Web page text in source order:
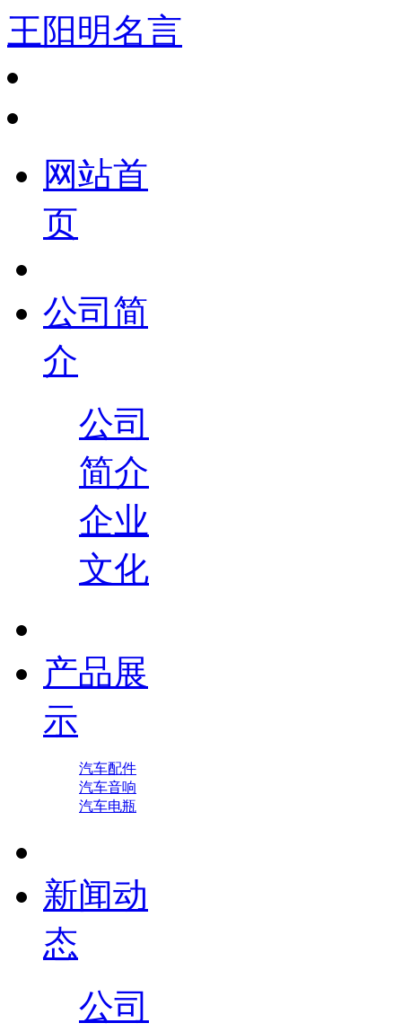
王阳明名言
网站首
页
公司简
介
公司
简介
企业
文化
产品展
示
汽车配件
汽车音响
汽车电瓶
新闻动
态
公司